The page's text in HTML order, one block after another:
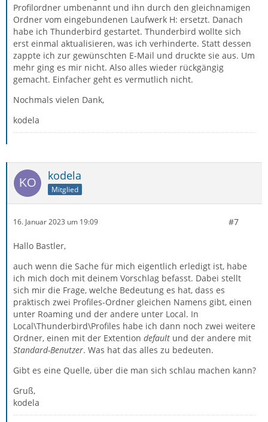
Profilordner umbenannt und ihn durch den gleichnamigen
Ordner vom eingebundenen Laufwerk H: ersetzt. Danach
habe ich Thunderbird gestartet. Thunderbird wollte sich
erst einmal aktualisieren, was ich verhinderte. Statt dessen
zappte ich zur gewünschten E-Mail und druckte sie aus. Um
mehr ging es mir nicht. Also alles wieder rückgängig
gemacht. Einfacher geht es vermutlich nicht.
Nochmals vielen Dank,
kodela
kodela
Mitglied
16. Januar 2023 um 19:09 #7
Hallo Bastler,
auch wenn die Sache für mich eigentlich erledigt ist, habe
ich mich doch mit deinem Vorschlag befasst. Dabei stellt
sich mir die Frage, welche Bedeutung es hat, dass es
praktisch zwei Profiles-Ordner gleichen Namens gibt, einen
unter Roaming und der andere unter Local. In
Local\Thunderbird\Profiles habe ich dann noch zwei weitere
Ordner, einen mit der Extention default und der andere mit
Standard-Benutzer. Was hat das alles zu bedeuten.
Gibt es eine Quelle, über die man sich schlau machen kann?
Gruß,
kodela